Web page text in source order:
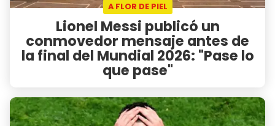
A FLOR DE PIEL
Lionel Messi publicó un
conmovedor mensaje antes de
la final del Mundial 2026: "Pase lo
que pase"